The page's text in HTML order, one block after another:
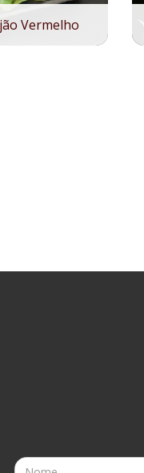
Vermelho